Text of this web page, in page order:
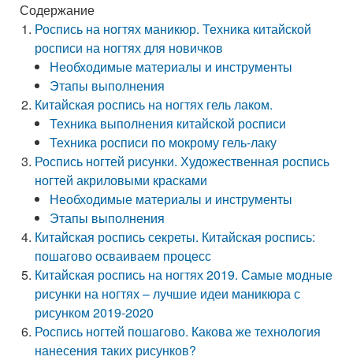
Содержание
Роспись на ногтях маникюр. Техника китайской
росписи на ногтях для новичков
Необходимые материалы и инструменты
Этапы выполнения
Китайская роспись на ногтях гель лаком.
Техника выполнения китайской росписи
Техника росписи по мокрому гель-лаку
Роспись ногтей рисунки. Художественная роспись
ногтей акриловыми красками
Необходимые материалы и инструменты
Этапы выполнения
Китайская роспись секреты. Китайская роспись:
пошагово осваиваем процесс
Китайская роспись на ногтях 2019. Самые модные
рисунки на ногтях – лучшие идеи маникюра с
рисунком 2019-2020
Роспись ногтей пошагово. Какова же технология
нанесения таких рисунков?